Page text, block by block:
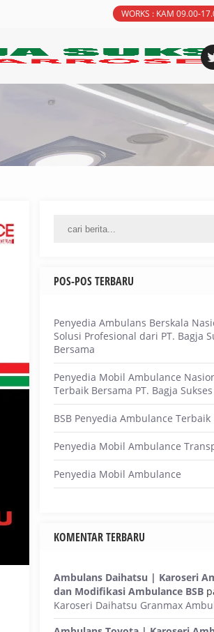
WORKS : KAM 09.00-
POS-POS TERBARU
Penyedia Ambulans Berskala
Solusi Profesional dari PT. Bagja
Bersama
Penyedia Mobil Ambulance
Terbaik Bersama PT. Bagja
BSB Penyedia Ambulance Terbaik
Penyedia Mobil Ambulance
Penyedia Mobil Ambulance
KOMENTAR TERBARU
Ambulans Daihatsu | Karoseri
dan Modifikasi Ambulance BSB
Karoseri Daihatsu Granmax